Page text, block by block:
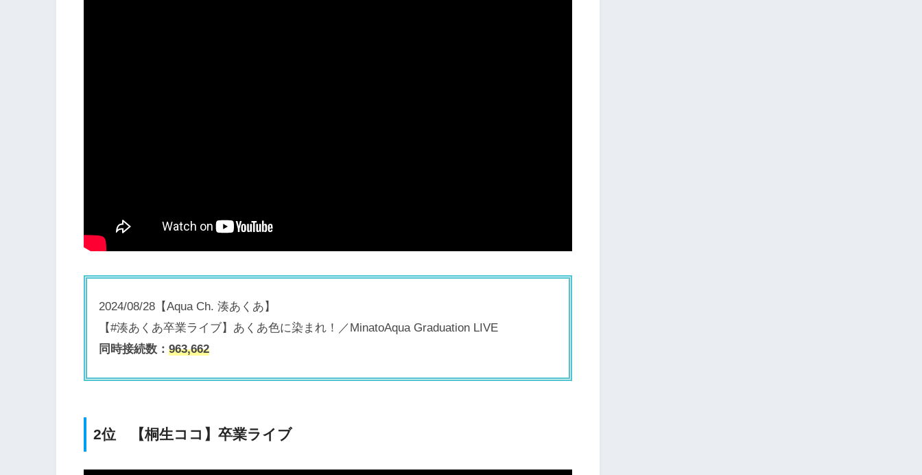
2024/08/28【Aqua Ch. 湊あくあ】
【#湊あくあ卒業ライブ】あくあ色に染まれ！／MinatoAqua Graduation LIVE
同時接続数：963,662
2位 【桐生ココ】卒業ライブ